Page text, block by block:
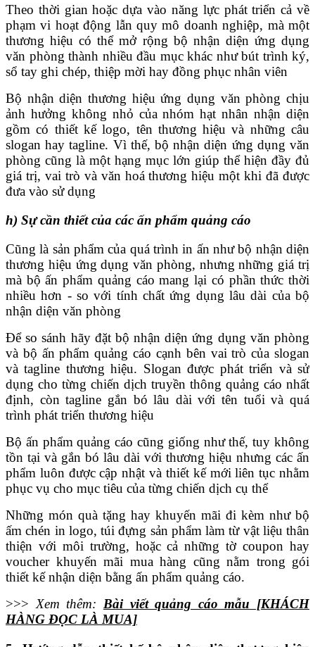
Theo thời gian hoặc dựa vào năng lực phát triển cả về
phạm vi hoạt động lẫn quy mô doanh nghiệp, mà một
thương hiệu có thể mở rộng bộ nhận diện ứng dụng
văn phòng thành nhiều đầu mục khác như bút trình ký,
sổ tay ghi chép, thiệp mời hay đồng phục nhân viên
Bộ nhận diện thương hiệu ứng dụng văn phòng chịu
ảnh hưởng không nhỏ của nhóm hạt nhân nhận diện
gồm có thiết kế logo, tên thương hiệu và những câu
slogan hay tagline. Vì thế, bộ nhận diện ứng dụng văn
phòng cũng là một hạng mục lớn giúp thể hiện đầy đủ
giá trị, vai trò và văn hoá thương hiệu một khi đã được
đưa vào sử dụng
h) Sự cần thiết của các ấn phẩm quảng cáo
Cũng là sản phẩm của quá trình in ấn như bộ nhận diện
thương hiệu ứng dụng văn phòng, nhưng những giá trị
mà bộ ấn phẩm quảng cáo mang lại có phần thức thời
nhiều hơn - so với tính chất ứng dụng lâu dài của bộ
nhận diện văn phòng
Để so sánh hãy đặt bộ nhận diện ứng dụng văn phòng
và bộ ấn phẩm quảng cáo cạnh bên vai trò của slogan
và tagline thương hiệu. Slogan được phát triển và sử
dụng cho từng chiến dịch truyền thông quảng cáo nhất
định, còn tagline gắn bó lâu dài với tên tuổi và quá
trình phát triển thương hiệu
Bộ ấn phẩm quảng cáo cũng giống như thế, tuy không
tồn tại và gắn bó lâu dài với thương hiệu nhưng các ấn
phẩm luôn được cập nhật và thiết kế mới liên tục nhằm
phục vụ cho mục tiêu của từng chiến dịch cụ thể
Những món quà tặng hay khuyến mãi đi kèm như bộ
ấm chén in logo, túi đựng sản phẩm làm từ vật liệu thân
thiện với môi trường, hoặc cả những tờ coupon hay
voucher khuyến mãi mua hàng cũng nằm trong gói
thiết kế nhận diện bằng ấn phẩm quảng cáo.
>>> Xem thêm: Bài viết quảng cáo mẫu [KHÁCH
HÀNG ĐỌC LÀ MUA]